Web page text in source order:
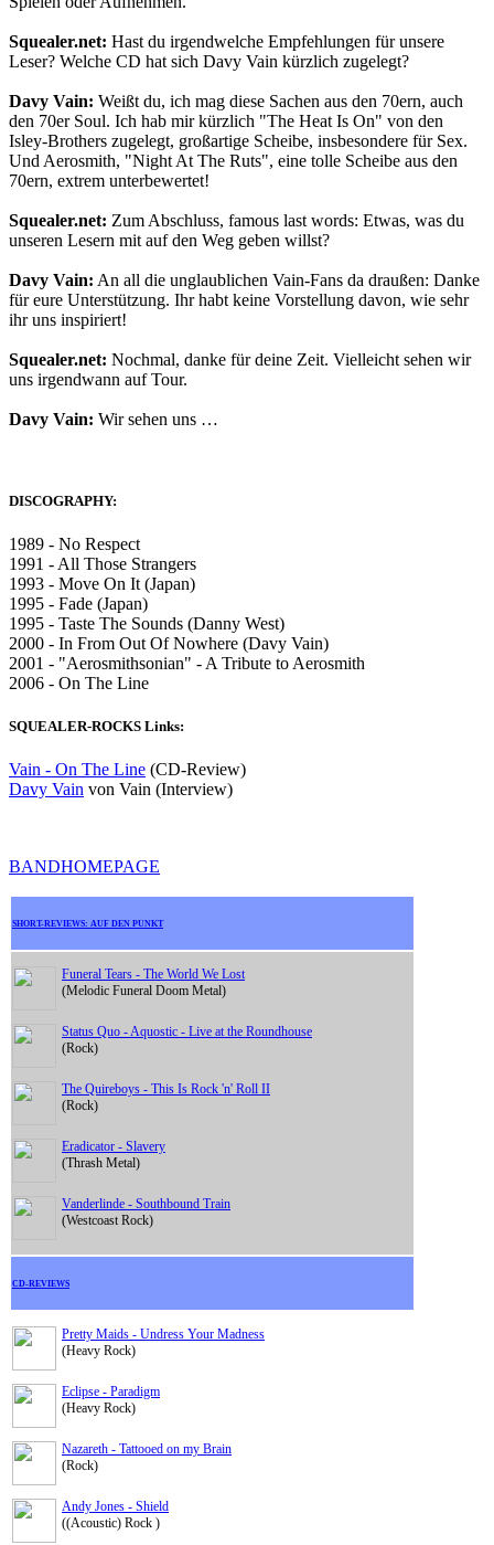
Squealer.net: Hast du irgendwelche Empfehlungen für unsere
Leser? Welche CD hat sich Davy Vain kürzlich zugelegt?
Davy Vain: Weißt du, ich mag diese Sachen aus den 70ern, auch
den 70er Soul. Ich hab mir kürzlich "The Heat Is On" von den
Isley-Brothers zugelegt, großartige Scheibe, insbesondere für Sex.
Und Aerosmith, "Night At The Ruts", eine tolle Scheibe aus den
70ern, extrem unterbewertet!
Squealer.net: Zum Abschluss, famous last words: Etwas, was du
unseren Lesern mit auf den Weg geben willst?
Davy Vain: An all die unglaublichen Vain-Fans da draußen: Danke
für eure Unterstützung. Ihr habt keine Vorstellung davon, wie sehr
ihr uns inspiriert!
Squealer.net: Nochmal, danke für deine Zeit. Vielleicht sehen wir
uns irgendwann auf Tour.
Davy Vain: Wir sehen uns …
DISCOGRAPHY:
1989 - No Respect
1991 - All Those Strangers
1993 - Move On It (Japan)
1995 - Fade (Japan)
1995 - Taste The Sounds (Danny West)
2000 - In From Out Of Nowhere (Davy Vain)
2001 - "Aerosmithsonian" - A Tribute to Aerosmith
2006 - On The Line
SQUEALER-ROCKS Links:
Vain - On The Line (CD-Review)
Davy Vain von Vain (Interview)
BANDHOMEPAGE
SHORT-REVIEWS: AUF DEN PUNKT
Funeral Tears - The World We Lost
(Melodic Funeral Doom Metal)
Status Quo - Aquostic - Live at the Roundhouse
(Rock)
The Quireboys - This Is Rock 'n' Roll II
(Rock)
Eradicator - Slavery
(Thrash Metal)
Vanderlinde - Southbound Train
(Westcoast Rock)
CD-REVIEWS
Pretty Maids - Undress Your Madness
(Heavy Rock)
Eclipse - Paradigm
(Heavy Rock)
Nazareth - Tattooed on my Brain
(Rock)
Andy Jones - Shield
((Acoustic) Rock )